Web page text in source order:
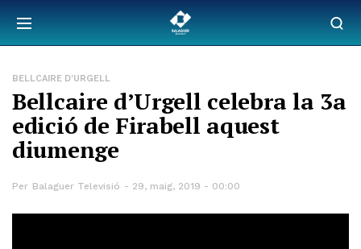
BELLCAIRE D'URGELL
Bellcaire d’Urgell celebra la 3a
edició de Firabell aquest
diumenge
Per Balaguer Televisió 29, maig, 2019 - 00:00